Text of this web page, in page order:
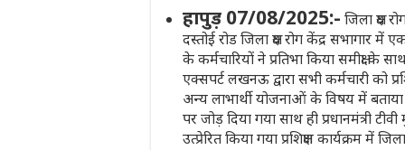
हापुड़ 07/08/2025:- जिला क्षय
दस्तोई रोड जिला क्षय रोग केंद्र सभागार
के कर्मचारियों ने प्रतिभा किया समीक्षा
एक्सपर्ट लखनऊ द्वारा सभी कर्मचारी को
अन्य लाभार्थी योजनाओं के विषय में
पर जोड़ दिया गया साथ ही प्रधानमंत्री
उत्प्रेरित किया गया प्रशिक्षण कार्यक्रम में